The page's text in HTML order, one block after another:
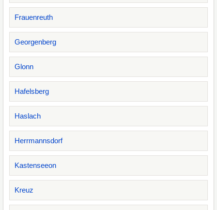
Frauenreuth
Georgenberg
Glonn
Hafelsberg
Haslach
Herrmannsdorf
Kastenseeon
Kreuz